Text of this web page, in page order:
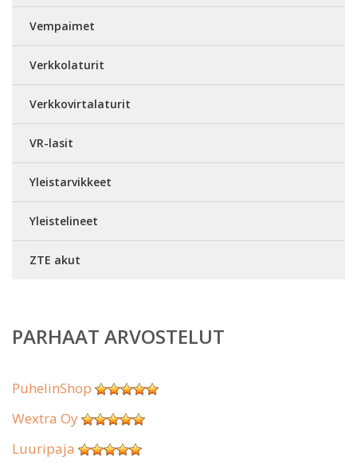
Vempaimet
Verkkolaturit
Verkkovirtalaturit
VR-lasit
Yleistarvikkeet
Yleistelineet
ZTE akut
PARHAAT ARVOSTELUT
PuhelinShop
Wextra Oy
Luuripaja